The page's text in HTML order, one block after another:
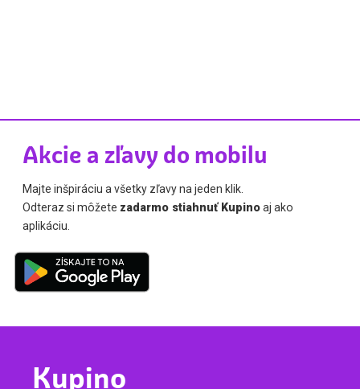
Akcie a zľavy do mobilu
Majte inšpiráciu a všetky zľavy na jeden klik.
Odteraz si môžete zadarmo stiahnuť Kupinoaj ako
aplikáciu.
Kupino